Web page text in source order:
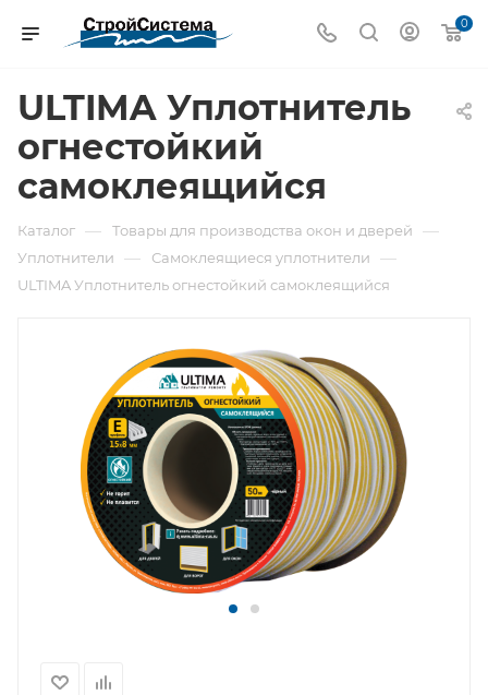
0
ULTIMA Уплотнитель
огнестойкий
самоклеящийся
Каталог — Товары для производства окон и дверей —
Уплотнители — Самоклеящиеся уплотнители —
ULTIMA Уплотнитель огнестойкий самоклеящийся